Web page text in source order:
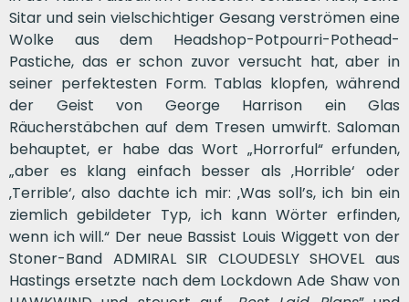
Sitar und sein vielschichtiger Gesang verströmen eine
Wolke aus dem Headshop-Potpourri-Pothead-
Pastiche, das er schon zuvor versucht hat, aber in
seiner perfektesten Form. Tablas klopfen, während
der Geist von George Harrison ein Glas
Räucherstäbchen auf dem Tresen umwirft. Saloman
behauptet, er habe das Wort „Horrorful“ erfunden,
„aber es klang einfach besser als ‚Horrible‘ oder
‚Terrible‘, also dachte ich mir: ‚Was soll’s, ich bin ein
ziemlich gebildeter Typ, ich kann Wörter erfinden,
wenn ich will.“ Der neue Bassist Louis Wiggett von der
Stoner-Band ADMIRAL SIR CLOUDESLY SHOVEL aus
Hastings ersetzte nach dem Lockdown Ade Shaw von